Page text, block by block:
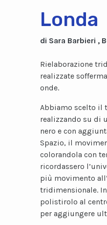
Londa
di Sara Barbieri ,
Rielaborazione
realizzate
onde.
Abbiamo scelto il
realizzando su di
nero e con
Spazio, il
colorandola con
ricordassero
più movimento
tridimensionale.
polistirolo al
per aggiungere